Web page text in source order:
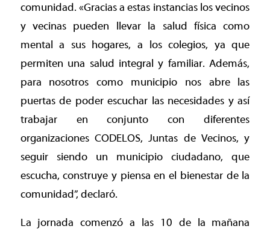
comunidad. «Gracias a estas instancias los vecinos
y vecinas pueden llevar la salud física como
mental a sus hogares, a los colegios, ya que
permiten una salud integral y familiar. Además,
para nosotros como municipio nos abre las
puertas de poder escuchar las necesidades y así
trabajar en conjunto con diferentes
organizaciones CODELOS, Juntas de Vecinos, y
seguir siendo un municipio ciudadano, que
escucha, construye y piensa en el bienestar de la
comunidad”, declaró.
La jornada comenzó a las 10 de la mañana